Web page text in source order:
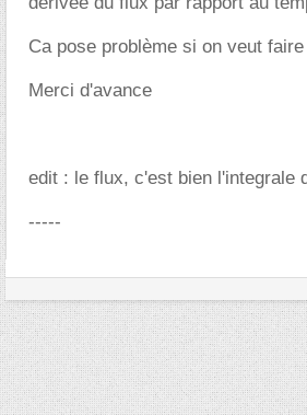
Ca pose problème si on veut
Merci d'avance
edit : le flux, c'est bien l'integrale
-----